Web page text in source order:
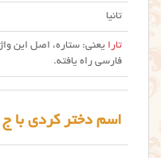
تانیا
تارا یعنی: ستاره، اصل این
فارسی راه یافته.
اسم دختر کردی با